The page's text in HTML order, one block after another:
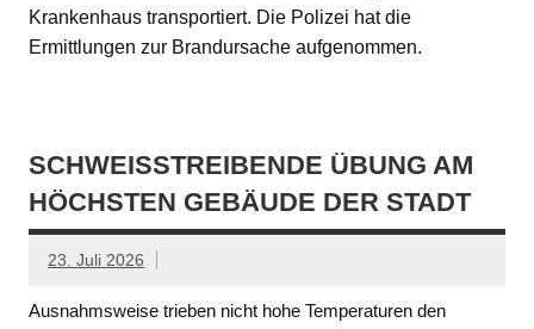
Krankenhaus transportiert. Die Polizei hat die
Ermittlungen zur Brandursache aufgenommen.
SCHWEISSTREIBENDE ÜBUNG AM H
ÖCHSTEN GEBÄUDE DER STADT
23. Juli 2026
Ausnahmsweise trieben nicht hohe Temperaturen den